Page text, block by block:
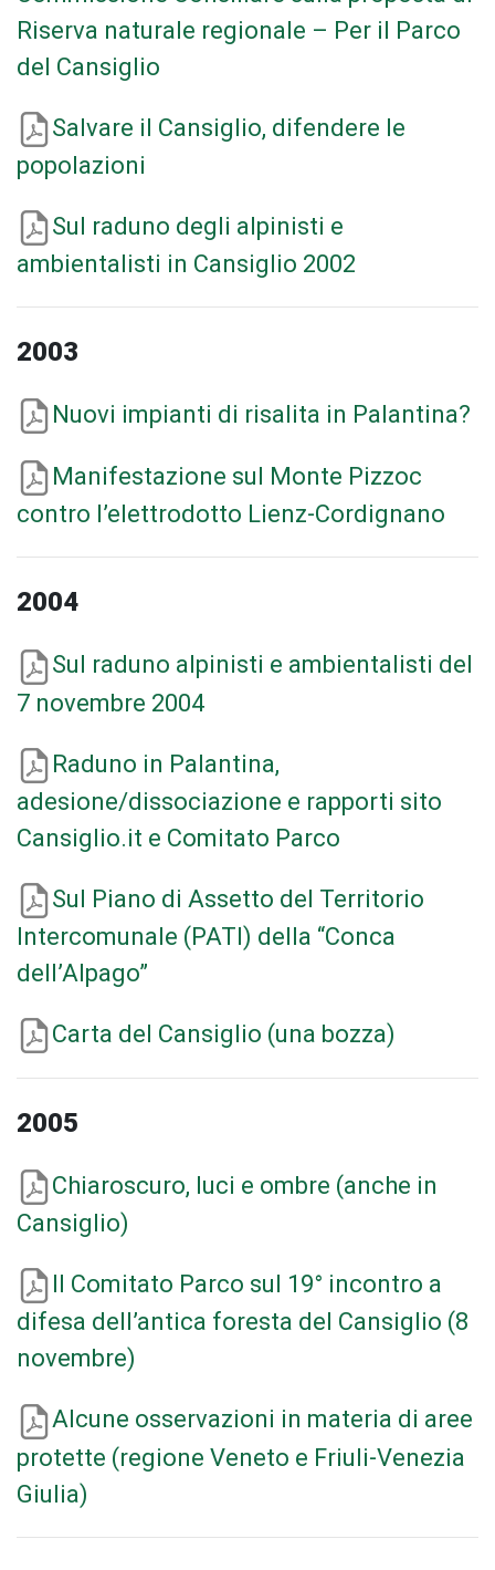
Riserva naturale regionale – Per il Parco
del Cansiglio
Salvare il Cansiglio, difendere le
popolazioni
Sul raduno degli alpinisti e
ambientalisti in Cansiglio 2002
2003
Nuovi impianti di risalita in Palantina?
Manifestazione sul Monte Pizzoc
contro l’elettrodotto Lienz-Cordignano
2004
Sul raduno alpinisti e ambientalisti del
7 novembre 2004
Raduno in Palantina,
adesione/dissociazione e rapporti sito
Cansiglio.it e Comitato Parco
Sul Piano di Assetto del Territorio
Intercomunale (PATI) della “Conca
dell’Alpago”
Carta del Cansiglio (una bozza)
2005
Chiaroscuro, luci e ombre (anche in
Cansiglio)
Il Comitato Parco sul 19° incontro a
difesa dell’antica foresta del Cansiglio (8
novembre)
Alcune osservazioni in materia di aree
protette (regione Veneto e Friuli-Venezia
Giulia)